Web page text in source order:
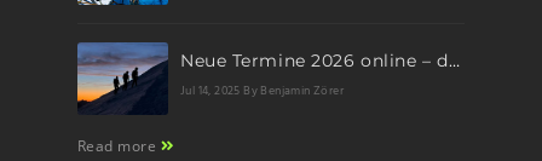
Neue Termine 2026 online – dein nächstes Abenteuer wartet!
Jul 14, 2025 By Benjamin Zörer
Read more